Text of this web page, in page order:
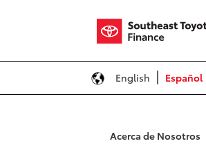
English Español
Acerca de Nosotros